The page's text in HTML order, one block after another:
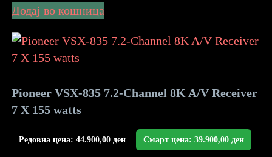
Додај во кошница
Pioneer VSX-835 7.2-Channel 8K A/V Receiver
7 X 155 watts
Редовна цена: 44.900,00 ден Смарт цена: 39.900,00 ден